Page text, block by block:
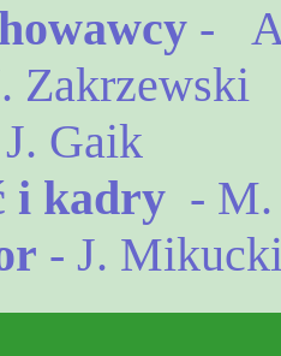
-
Zakrzewski
Gaik
i kadry -
- J.